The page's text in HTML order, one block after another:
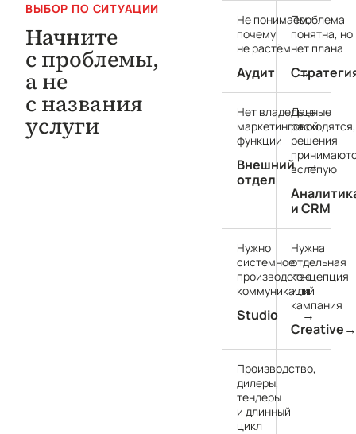
ВЫБОР ПО СИТУАЦИИ
Начните
с проблемы,
а не
с названия
услуги
Не понимаем,
почему
не растём
Аудит →
Проблема
понятна, но
нет плана
Нет владельца
маркетинговой
функции
Внешний
отдел
→
Данные
расходятся,
решения
вслепую
и CRM
Нужно
системное
производство
коммуникаций
Studio →
Нужна
отдельная
концепция
или
кампания
Creative→
Производство,
дилеры,
тендеры
и длинный
цикл